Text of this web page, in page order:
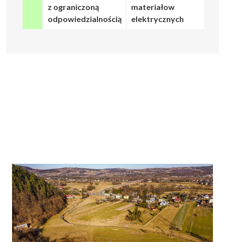
z ograniczoną
odpowiedzialnością
materiałow
elektrycznych